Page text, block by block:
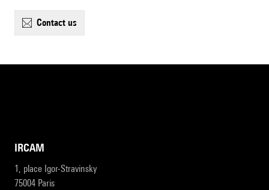
contact us
IRCAM
1, place Igor-Stravinsky
75004 Paris